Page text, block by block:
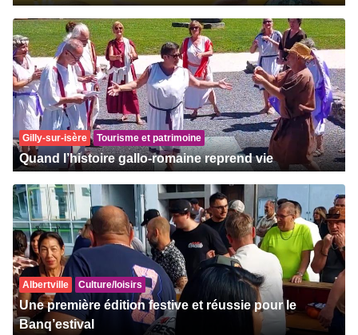
Gilly-sur-isère Tourisme et patrimoine
Quand l’histoire gallo-romaine reprend vie
Albertville Culture/loisirs
Une première édition festive et réussie pour le
Banq’estival